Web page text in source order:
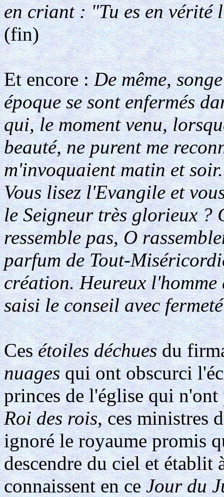
en criant : "Tu es en vérité
(fin)
Et encore :De même,
époque se sont enfermés
qui, le moment venu,
beauté, ne purent me
m'invoquaient matin et soir.
Vous lisez l'Evangile et
le Seigneur très glorieux ?
ressemble pas, O
parfum de Tout-
création. Heureux l'homme
saisi le conseil avec
Cesétoiles déchuesdu
nuagesqui ont obscurci
princes de l'église qui
Roi des rois, ces ministres
ignoré le royaume promis
descendre du ciel et établit
connaissent en ceJour du